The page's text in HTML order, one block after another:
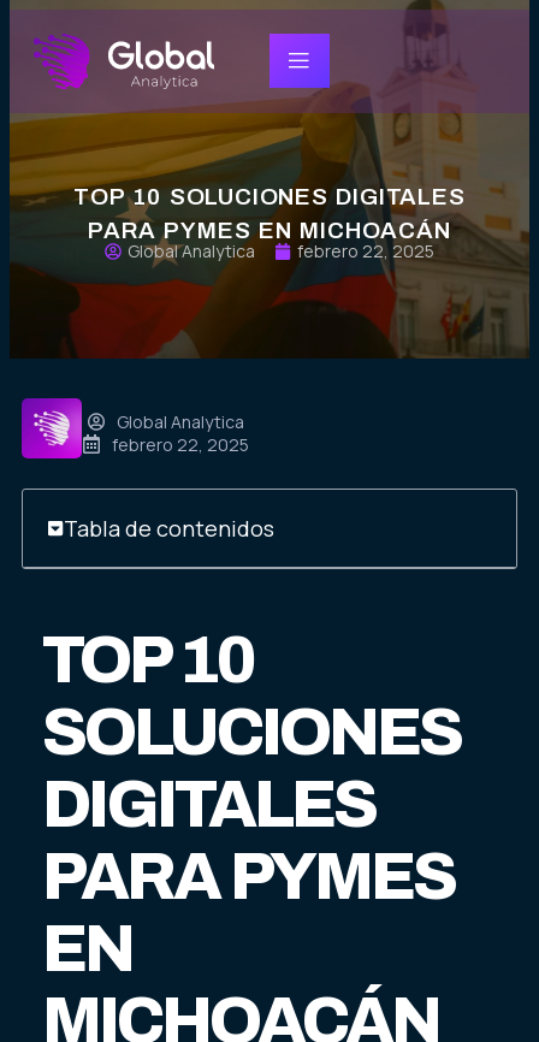
TOP 10 SOLUCIONES DIGITALES
PARA PYMES EN MICHOACÁN
Global Analytica febrero 22, 2025
Global Analytica
febrero 22, 2025
Tabla de contenidos
TOP 10
SOLUCIONES
DIGITALES
PARA PYMES
EN
MICHOACÁN